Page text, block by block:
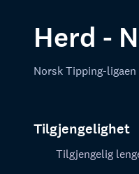
Herd -
Norsk Tipping-ligaen
Tilgjengelighet
Tilgjengelig